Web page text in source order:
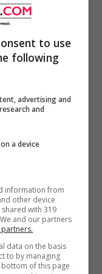
continua
altopressoria.
possibile
specie
possibile
to use
following
advertising and
and
a device
information from
other device
with 319
and our partners
data on the basis
to by managing
of this page